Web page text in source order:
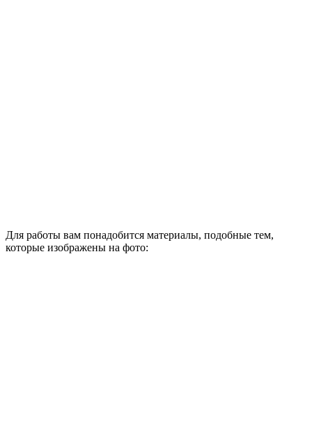
Для работы вам понадобится материалы, подобные тем,
которые изображены на фото: